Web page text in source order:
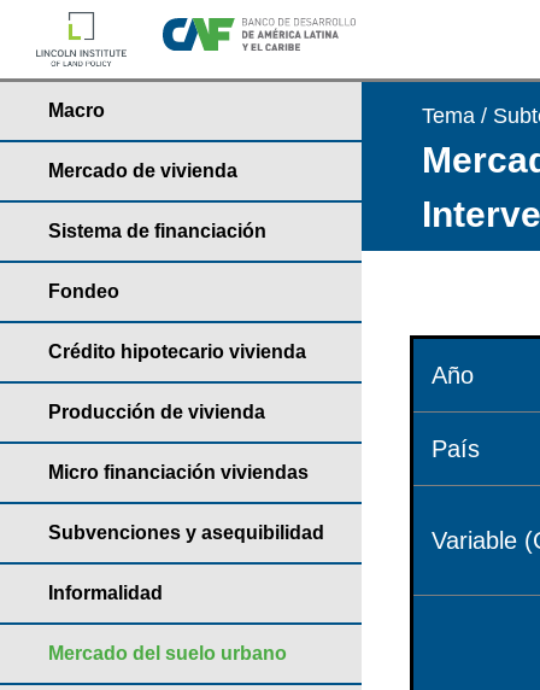
Macro
Mercado de vivienda
Sistema de financiación
Fondeo
Crédito hipotecario vivienda
Producción de vivienda
Micro financiación viviendas
Subvenciones y asequibilidad
Informalidad
Mercado del suelo urbano
Tema /
Año
País
Variable